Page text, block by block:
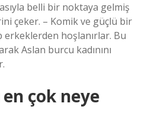
belli bir noktaya gelmiş
çeker. – Komik ve güçlü bir
erkeklerden hoşlanırlar. Bu
Aslan burcu kadınını
çok neye